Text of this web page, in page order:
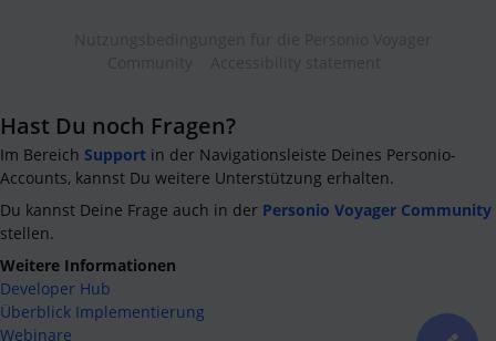
Hast Du noch Fragen?
Im Bereich Support in der Navigationsleiste Deines Personio-
Accounts, kannst Du weitere Unterstützung erhalten.
Du kannst Deine Frage auch in der Personio Voyager Community
stellen.
Weitere Informationen
Developer Hub
Überblick Implementierung
Webinare